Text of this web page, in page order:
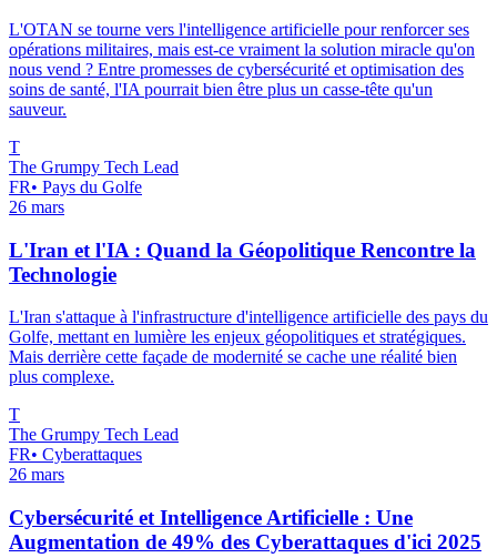
L'OTAN se tourne vers l'intelligence artificielle pour renforcer ses
opérations militaires, mais est-ce vraiment la solution miracle qu'on
nous vend ? Entre promesses de cybersécurité et optimisation des
soins de santé, l'IA pourrait bien être plus un casse-tête qu'un
sauveur.
T
The Grumpy Tech Lead
FR• Pays du Golfe
26 mars
L'Iran et l'IA : Quand la Géopolitique Rencontre la
Technologie
L'Iran s'attaque à l'infrastructure d'intelligence artificielle des pays du
Golfe, mettant en lumière les enjeux géopolitiques et stratégiques.
Mais derrière cette façade de modernité se cache une réalité bien
plus complexe.
T
The Grumpy Tech Lead
FR• Cyberattaques
26 mars
Cybersécurité et Intelligence Artificielle : Une
Augmentation de 49% des Cyberattaques d'ici 2025